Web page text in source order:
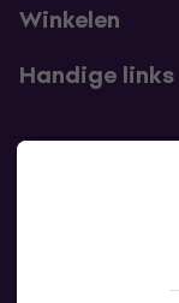
Winkelen
Handige links